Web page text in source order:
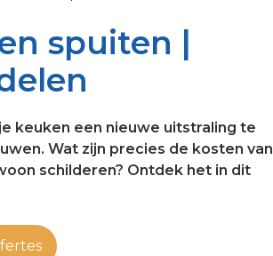
spuiten |
keuken een nieuwe uitstraling te
Wat zijn precies de kosten van
schilderen? Ontdek het in dit